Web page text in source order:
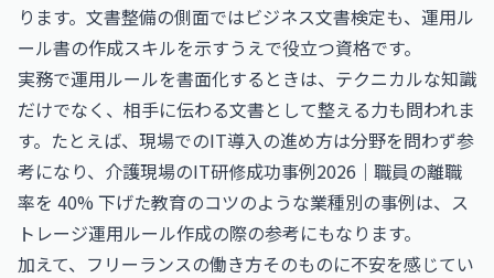
ります。文書整備の側面ではビジネス文書検定も、運用ル
ール書の作成スキルを示すうえで役立つ資格です。
実務で運用ルールを書面化するときは、テクニカルな知識
だけでなく、相手に伝わる文書として整える力も問われま
す。たとえば、現場でのIT導入の進め方は分野を問わず参
考になり、 介護現場のIT研修成功事例2026｜職員の離職
率を 40% 下げた教育のコツのような業種別の事例は、ス
トレージ運用ルール作成の際の参考にもなります。
加えて、フリーランスの働き方そのものに不安を感じてい